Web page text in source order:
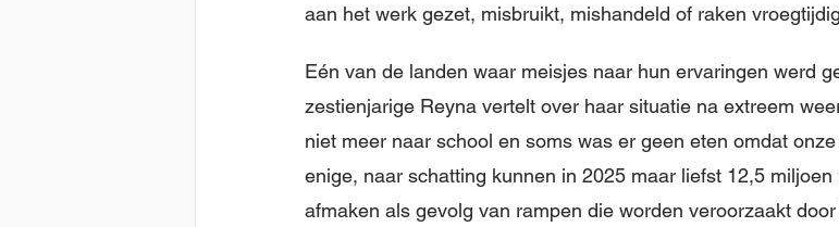
aan het werk gezet, misbruikt, mishandeld of raken
Eén van de landen waar meisjes naar hun ervaringen werd
zestienjarige Reyna vertelt over haar situatie na extreem
niet meer naar school en soms was er geen eten omdat
enige, naar schatting kunnen in 2025 maar liefst 12,5
afmaken als gevolg van rampen die worden veroorzaakt